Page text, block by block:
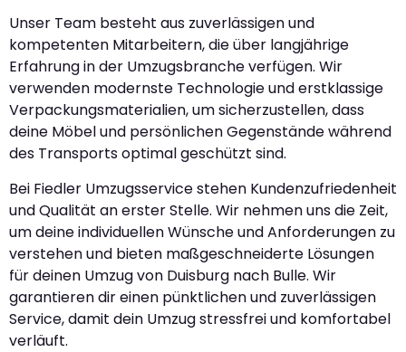
Unser Team besteht aus zuverlässigen und
kompetenten Mitarbeitern, die über langjährige
Erfahrung in der Umzugsbranche verfügen. Wir
verwenden modernste Technologie und erstklassige
Verpackungsmaterialien, um sicherzustellen, dass
deine Möbel und persönlichen Gegenstände während
des Transports optimal geschützt sind.
Bei Fiedler Umzugsservice stehen Kundenzufriedenheit
und Qualität an erster Stelle. Wir nehmen uns die Zeit,
um deine individuellen Wünsche und Anforderungen zu
verstehen und bieten maßgeschneiderte Lösungen
für deinen Umzug von Duisburg nach Bulle. Wir
garantieren dir einen pünktlichen und zuverlässigen
Service, damit dein Umzug stressfrei und komfortabel
verläuft.